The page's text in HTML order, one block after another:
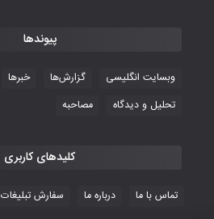
پیوندها
وبسایت انگلیسی گزارش‌ها خبرها
تحلیل و دیدگاه
مصاحبه
کلیدهای کاربری
تماس با ما درباره ما سفارش تبلیغات